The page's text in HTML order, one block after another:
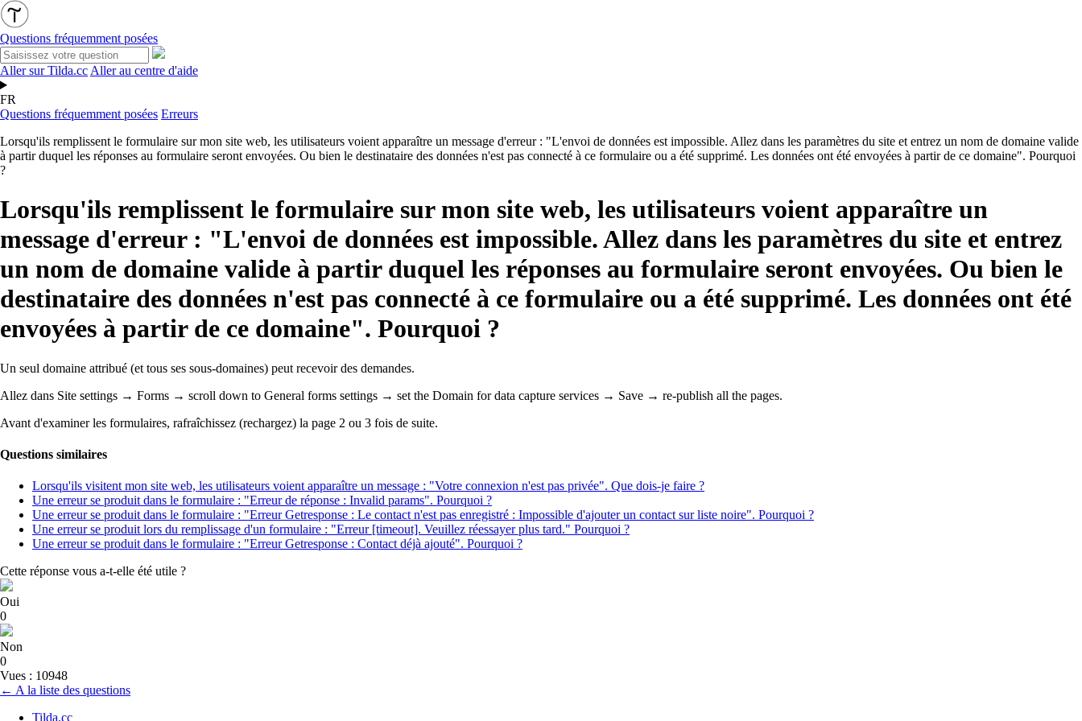
Questions fréquemment posées
Aller sur Tilda.cc Aller au centre d'aide
FR
Questions fréquemment posées Erreurs
Lorsqu'ils remplissent le formulaire sur mon site web, les utilisateurs voient apparaître un message d'erreur : "L'envoi de données est impossible. Allez dans les paramètres du site et entrez un nom de domaine valide
à partir duquel les réponses au formulaire seront envoyées. Ou bien le destinataire des données n'est pas connecté à ce formulaire ou a été supprimé. Les données ont été envoyées à partir de ce domaine". Pourquoi
?
Lorsqu'ils remplissent le formulaire sur mon site web, les utilisateurs voient apparaître un
message d'erreur : "L'envoi de données est impossible. Allez dans les paramètres du site et entrez
un nom de domaine valide à partir duquel les réponses au formulaire seront envoyées. Ou bien le
destinataire des données n'est pas connecté à ce formulaire ou a été supprimé. Les données ont été
envoyées à partir de ce domaine". Pourquoi ?
Un seul domaine attribué (et tous ses sous-domaines) peut recevoir des demandes.
Allez dans Site settings → Forms → scroll down to General forms settings → set the Domain for data capture services → Save → re-publish all the pages.
Avant d'examiner les formulaires, rafraîchissez (rechargez) la page 2 ou 3 fois de suite.
Questions similaires
Lorsqu'ils visitent mon site web, les utilisateurs voient apparaître un message : "Votre connexion n'est pas privée". Que dois-je faire ?
Une erreur se produit dans le formulaire : "Erreur de réponse : Invalid params". Pourquoi ?
Une erreur se produit dans le formulaire : "Erreur Getresponse : Le contact n'est pas enregistré : Impossible d'ajouter un contact sur liste noire". Pourquoi ?
Une erreur se produit lors du remplissage d'un formulaire : "Erreur [timeout]. Veuillez réessayer plus tard." Pourquoi ?
Une erreur se produit dans le formulaire : "Erreur Getresponse : Contact déjà ajouté". Pourquoi ?
Cette réponse vous a-t-elle été utile ?
Oui
0
Non
0
Vues : 10948
← A la liste des questions
Tilda.cc